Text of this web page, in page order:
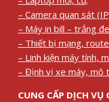
– Camera quan sát
– Máy in bill – trắng
– Thiết bị mạng,
– Linh kiện máy tính,
– Định vị xe máy, mô
CUNG CẤP DỊCH VỤ